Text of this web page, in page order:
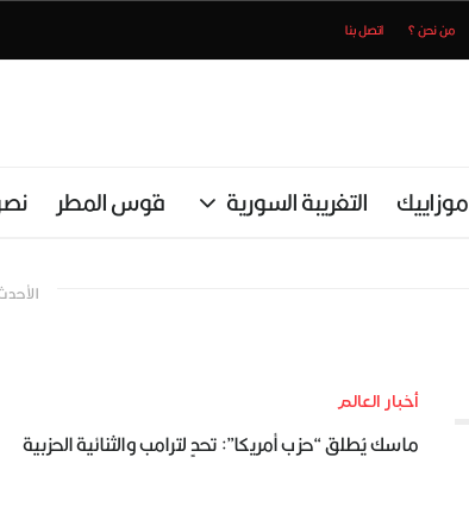
من نحن ؟ اتصل بنا
موزاييك التغريبة السورية قوس المطر
أخبار العالم
ماسك يُطلق “حزب أمريكا”: تحدٍ لترامب والثنائية الحزبية